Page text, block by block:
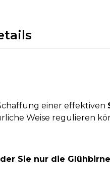
einer effektiven
Weise regulieren
Sie nur die